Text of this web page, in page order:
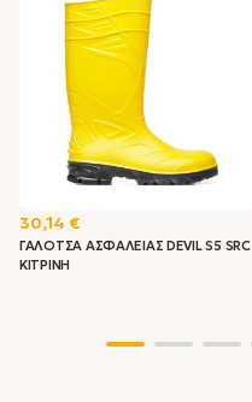
30,14 €
ΓΑΛΟΤΣΑ ΑΣΦΑΛΕΙΑΣ DEVIL S5 SRC
ΚΙΤΡΙΝΗ